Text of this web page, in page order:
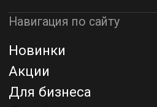
Политика конфиденциальности
Назад наверх